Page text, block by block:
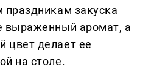
закуска
выраженный аромат, а
цвет делает ее
на столе.